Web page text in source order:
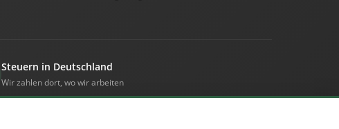
Steuern in Deutschland
Wir zahlen dort, wo wir arbeiten